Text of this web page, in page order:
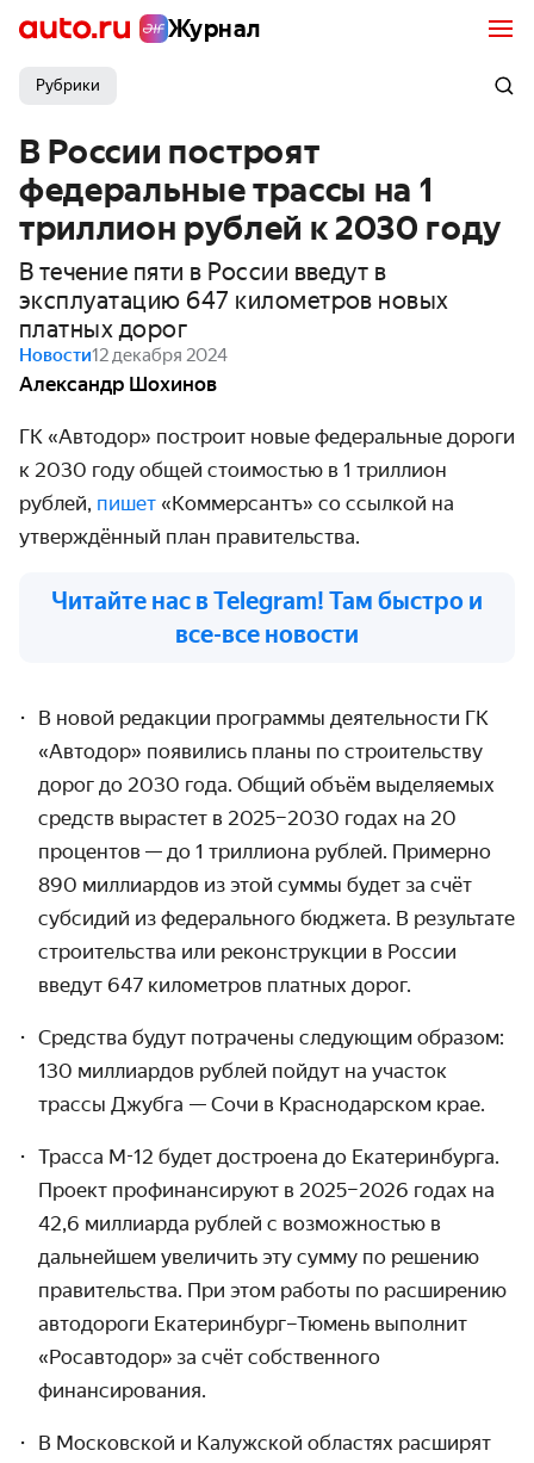
Журнал
Рубрики
В России построят
федеральные трассы на 1
триллион рублей к 2030 году
В течение пяти в России введут в
эксплуатацию 647 километров новых
платных дорог
Новости12 декабря 2024
Александр Шохинов
ГК «Автодор» построит новые федеральные дороги
к 2030 году общей стоимостью в 1 триллион
рублей, пишет «Коммерсантъ» со ссылкой на
утверждённый план правительства.
Читайте нас в Telegram! Там быстро и
все-все новости
В новой редакции программы деятельности ГК
«Автодор» появились планы по строительству
дорог до 2030 года. Общий объём выделяемых
средств вырастет в 2025–2030 годах на 20
процентов — до 1 триллиона рублей. Примерно
890 миллиардов из этой суммы будет за счёт
субсидий из федерального бюджета. В результате
строительства или реконструкции в России
введут 647 километров платных дорог.
Средства будут потрачены следующим образом:
130 миллиардов рублей пойдут на участок
трассы Джубга — Сочи в Краснодарском крае.
Трасса М-12 будет достроена до Екатеринбурга.
Проект профинансируют в 2025–2026 годах на
42,6 миллиарда рублей с возможностью в
дальнейшем увеличить эту сумму по решению
правительства. При этом работы по расширению
автодороги Екатеринбург–Тюмень выполнит
«Росавтодор» за счёт собственного
финансирования.
В Московской и Калужской областях расширят